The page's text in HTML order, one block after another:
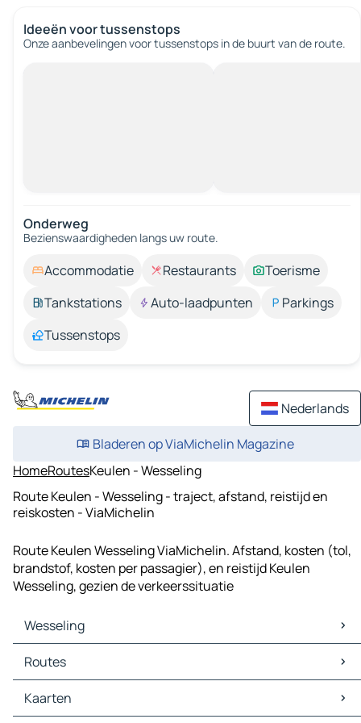
Ideeën voor tussenstops
Onze aanbevelingen voor tussenstops in de buurt van de route.
Onderweg
Bezienswaardigheden langs uw route.
Accommodatie Restaurants
Toerisme
Tankstations
Auto-laadpunten
Parkings
Tussenstops
Nederlands
Bladeren op ViaMichelin Magazine
HomeRoutesKeulen - Wesseling
Route Keulen - Wesseling - traject, afstand, reistijd en
reiskosten - ViaMichelin
Route Keulen Wesseling ViaMichelin. Afstand, kosten (tol,
brandstof, kosten per passagier), en reistijd Keulen
Wesseling, gezien de verkeerssituatie
Wesseling
Wesseling Kaarten
Wesseling Verkeer
Wesseling Hotels
Wesseling Restaurants
Routes
Routes Wesseling - Keulen
Routes Wesseling - Bonn
Kaarten